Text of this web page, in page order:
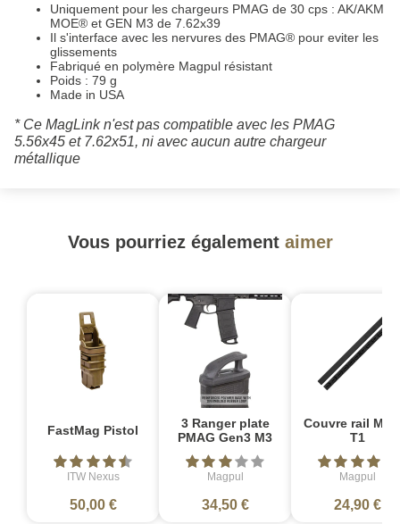
Uniquement pour les chargeurs PMAG de 30 cps : AK/AKM
MOE® et GEN M3 de 7.62x39
Il s'interface avec les nervures des PMAG® pour eviter les
glissements
Fabriqué en polymère Magpul résistant
Poids : 79 g
Made in USA
* Ce MagLink n'est pas compatible avec les PMAG
5.56x45 et 7.62x51, ni avec aucun autre chargeur
métallique
Vous pourriez également aimer
FastMag Pistol
ITW Nexus
50,00 €
3 Ranger plate
PMAG Gen3 M3
Magpul
34,50 €
Couvre rail M-
T1
Magpul
24,90 €